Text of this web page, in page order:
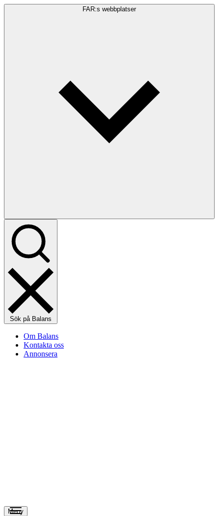
FAR:s webbplatser
Sök på Balans
Om Balans
Kontakta oss
Annonsera
Meny